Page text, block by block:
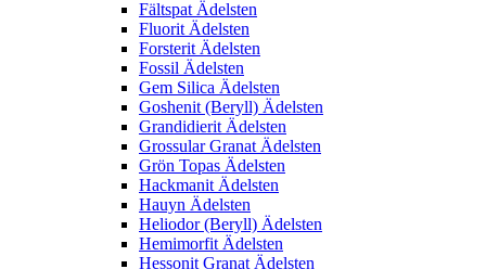
Fältspat Ädelsten
Fluorit Ädelsten
Forsterit Ädelsten
Fossil Ädelsten
Gem Silica Ädelsten
Goshenit (Beryll) Ädelsten
Grandidierit Ädelsten
Grossular Granat Ädelsten
Grön Topas Ädelsten
Hackmanit Ädelsten
Hauyn Ädelsten
Heliodor (Beryll) Ädelsten
Hemimorfit Ädelsten
Hessonit Granat Ädelsten